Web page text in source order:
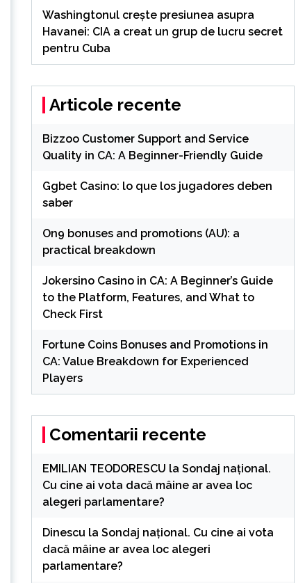
Washingtonul creşte presiunea asupra
Havanei: CIA a creat un grup de lucru secret
pentru Cuba
Articole recente
Bizzoo Customer Support and Service
Quality in CA: A Beginner-Friendly Guide
Ggbet Casino: lo que los jugadores deben
saber
On9 bonuses and promotions (AU): a
practical breakdown
Jokersino Casino in CA: A Beginner’s Guide
to the Platform, Features, and What to
Check First
Fortune Coins Bonuses and Promotions in
CA: Value Breakdown for Experienced
Players
Comentarii recente
EMILIAN TEODORESCU la Sondaj național.
Cu cine ai vota dacă mâine ar avea loc
alegeri parlamentare?
Dinescu la Sondaj național. Cu cine ai vota
dacă mâine ar avea loc alegeri
parlamentare?